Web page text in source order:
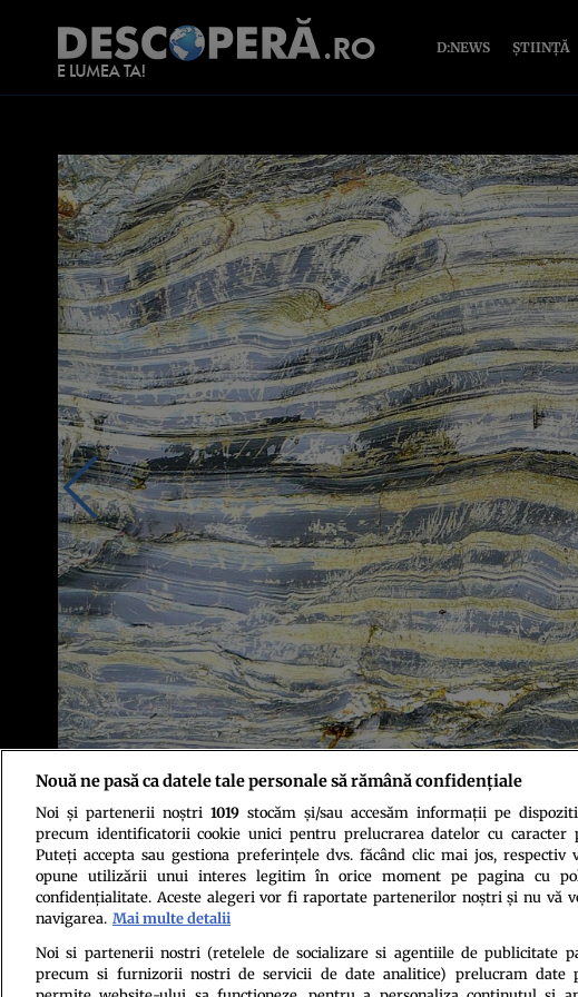
D:NEWS ȘTIINȚĂ
Foto: Tim Green/Wikimedia Commons, CC BY 2.0
Politica de confidenţialitate
Nouă ne pasă ca datele tale personale să rămână confidențiale
Noi și partenerii noștri 1019stocăm și/sau accesăm informații pe
precum identificatorii cookie unici pentru prelucrarea datelor cu caracter
Puteți accepta sau gestiona preferințele dvs. făcând clic mai jos, respectiv
opune utilizării unui interes legitim în orice moment pe pagina cu
confidențialitate. Aceste alegeri vor fi raportate partenerilor noștri și nu vă
navigarea. Mai multe detalii
Noi si partenerii nostri (retelele de socializare si agentiile de publicitate
precum si furnizorii nostri de servicii de date analitice) prelucram date